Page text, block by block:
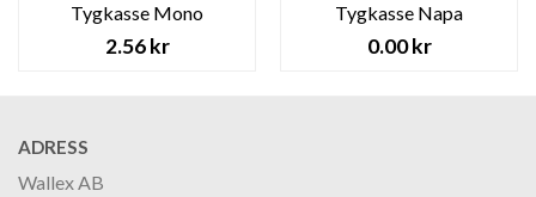
Tygkasse Mono
2.56kr
Tygkasse Napa
0.00kr
ADRESS
Wallex AB